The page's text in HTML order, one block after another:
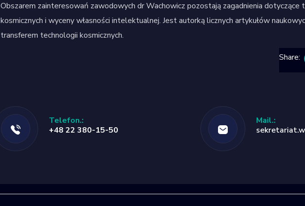
Obszarem zainteresowań zawodowych dr Wachowicz pozostają zagadnienia dotyczące
kosmicznych i wyceny własności intelektualnej. Jest autorką licznych artykułów
transferem technologii kosmicznych.
Share:
Telefon.:
+48 22 380-15-50
Mail.: